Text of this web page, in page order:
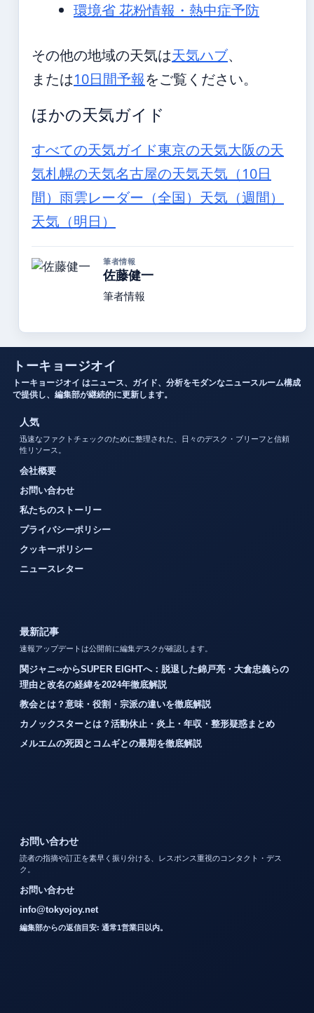
環境省 花粉情報・熱中症予防
その他の地域の天気は天気ハブ、
または10日間予報をご覧ください。
ほかの天気ガイド
すべての天気ガイド東京の天気大阪の天
気札幌の天気名古屋の天気天気（10日
間） 雨雲レーダー（全国） 天気（週間）
天気（明日）
筆者情報
佐藤健一
筆者情報
トーキョージオイ
トーキョージオイ はニュース、ガイド、分析をモダンなニュースルーム構成
で提供し、編集部が継続的に更新します。
人気
迅速なファクトチェックのために整理された、日々のデスク・ブリーフと信頼
性リソース。
会社概要
お問い合わせ
私たちのストーリー
プライバシーポリシー
クッキーポリシー
ニュースレター
最新記事
速報アップデートは公開前に編集デスクが確認します。
関ジャニ∞からSUPER EIGHTへ：脱退した錦戸亮・大倉忠義らの
理由と改名の経緯を2024年徹底解説
教会とは？意味・役割・宗派の違いを徹底解説
カノックスターとは？活動休止・炎上・年収・整形疑惑まとめ
メルエムの死因とコムギとの最期を徹底解説
お問い合わせ
読者の指摘や訂正を素早く振り分ける、レスポンス重視のコンタクト・デス
ク。
お問い合わせ
info@tokyojoy.net
編集部からの返信目安: 通常1営業日以内。